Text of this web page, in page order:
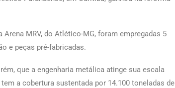
MRV, do Atlético-MG, foram empregadas 5
e peças pré-fabricadas.
que a engenharia metálica atinge sua escala
a cobertura sustentada por 14.100 toneladas de